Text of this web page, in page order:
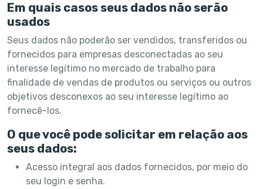
Em quais casos seus dados não serão
usados
Seus dados não poderão ser vendidos, transferidos ou
fornecidos para empresas desconectadas ao seu
interesse legítimo no mercado de trabalho para
finalidade de vendas de produtos ou serviços ou outros
objetivos desconexos ao seu interesse legítimo ao
fornecê-los.
O que você pode solicitar em relação aos
seus dados:
Acesso integral aos dados fornecidos, por meio do
seu login e senha.